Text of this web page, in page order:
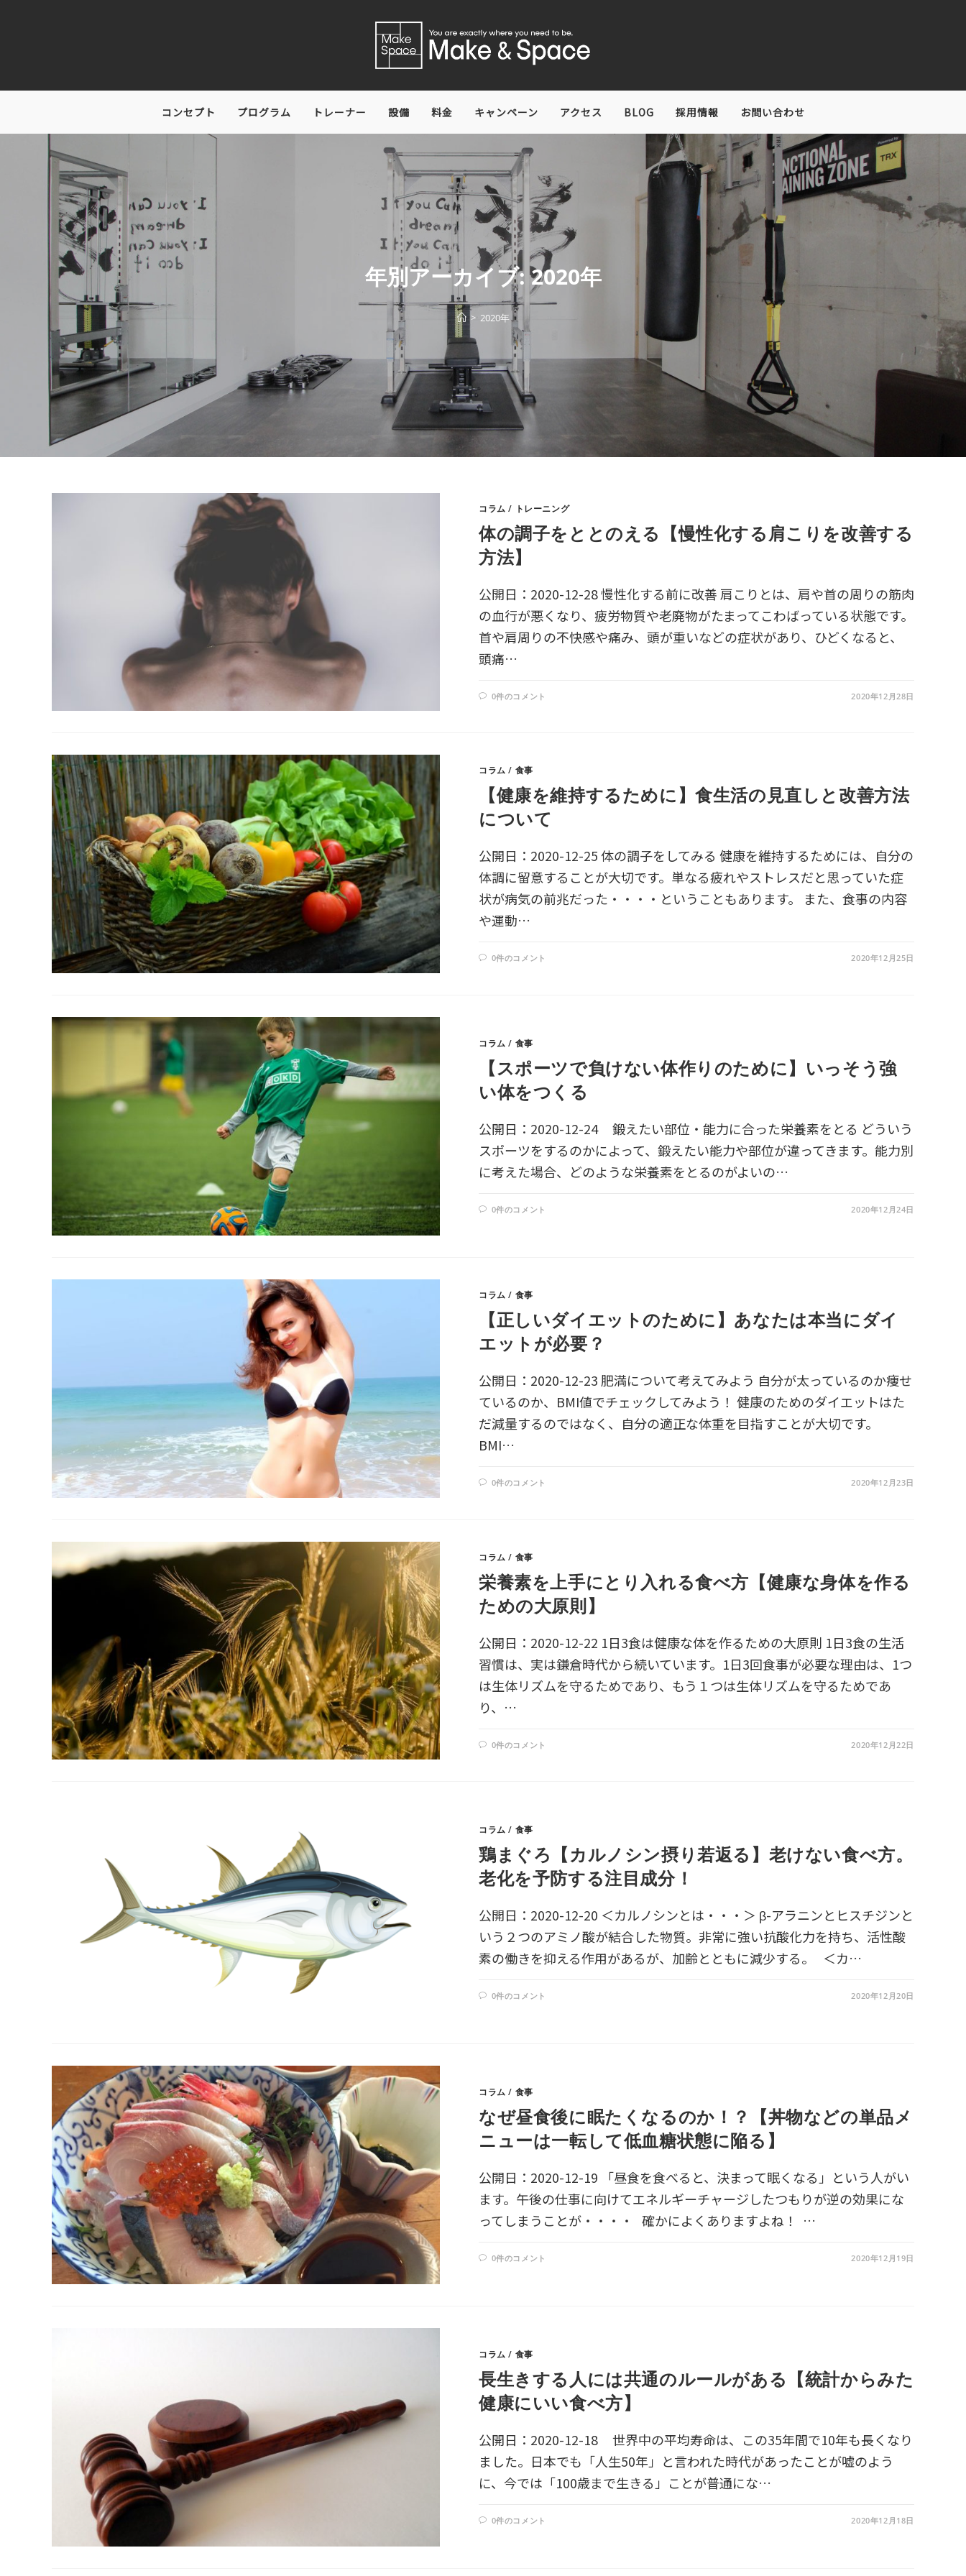
コンセプト プログラム トレーナー 設備 料金 キャンペーン アクセス BLOG 採用情報 お問い合わせ
年別アーカイブ: 2020年
> 2020年
コラム / トレーニング
体の調子をととのえる【慢性化する肩こりを改善する
方法】
公開日：2020-12-28 慢性化する前に改善 肩こりとは、肩や首の周りの筋肉
の血行が悪くなり、疲労物質や老廃物がたまってこわばっている状態です。
首や肩周りの不快感や痛み、頭が重いなどの症状があり、ひどくなると、
頭痛…
0件のコメント 2020年12月28日
コラム / 食事
【健康を維持するために】食生活の見直しと改善方法
について
公開日：2020-12-25 体の調子をしてみる 健康を維持するためには、自分の
体調に留意することが大切です。単なる疲れやストレスだと思っていた症
状が病気の前兆だった・・・・ということもあります。 また、食事の内容
や運動…
0件のコメント 2020年12月25日
コラム / 食事
【スポーツで負けない体作りのために】いっそう強
い体をつくる
公開日：2020-12-24 鍛えたい部位・能力に合った栄養素をとる どういう
スポーツをするのかによって、鍛えたい能力や部位が違ってきます。能力別
に考えた場合、どのような栄養素をとるのがよいの…
0件のコメント 2020年12月24日
コラム / 食事
【正しいダイエットのために】あなたは本当にダイ
エットが必要？
公開日：2020-12-23 肥満について考えてみよう 自分が太っているのか痩せ
ているのか、BMI値でチェックしてみよう！ 健康のためのダイエットはた
だ減量するのではなく、自分の適正な体重を目指すことが大切です。
BMI…
0件のコメント 2020年12月23日
コラム / 食事
栄養素を上手にとり入れる食べ方【健康な身体を作る
ための大原則】
公開日：2020-12-22 1日3食は健康な体を作るための大原則 1日3食の生活
習慣は、実は鎌倉時代から続いています。1日3回食事が必要な理由は、1つ
は生体リズムを守るためであり、もう１つは生体リズムを守るためであ
り、…
0件のコメント 2020年12月22日
コラム / 食事
鶏まぐろ【カルノシン摂り若返る】老けない食べ方。
老化を予防する注目成分！
公開日：2020-12-20 ＜カルノシンとは・・・＞ β-アラニンとヒスチジンと
いう２つのアミノ酸が結合した物質。非常に強い抗酸化力を持ち、活性酸
素の働きを抑える作用があるが、加齢とともに減少する。 ＜カ…
0件のコメント 2020年12月20日
コラム / 食事
なぜ昼食後に眠たくなるのか！？【丼物などの単品メ
ニューは一転して低血糖状態に陥る】
公開日：2020-12-19 「昼食を食べると、決まって眠くなる」という人がい
ます。午後の仕事に向けてエネルギーチャージしたつもりが逆の効果にな
ってしまうことが・・・・ 確かによくありますよね！ …
0件のコメント 2020年12月19日
コラム / 食事
長生きする人には共通のルールがある【統計からみた
健康にいい食べ方】
公開日：2020-12-18 世界中の平均寿命は、この35年間で10年も長くなり
ました。日本でも「人生50年」と言われた時代があったことが嘘のよう
に、今では「100歳まで生きる」ことが普通にな…
0件のコメント 2020年12月18日